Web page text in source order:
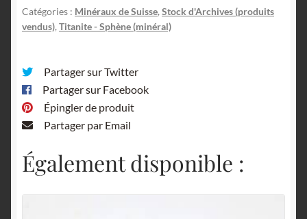
Catégories : Minéraux de Suisse, Stock d'Archives (produits
vendus), Titanite - Sphène (minéral)
Partager sur Twitter
Partager sur Facebook
Épingler de produit
Partager par Email
Également disponible :